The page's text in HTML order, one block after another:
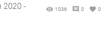
2020 -
1036 0 0